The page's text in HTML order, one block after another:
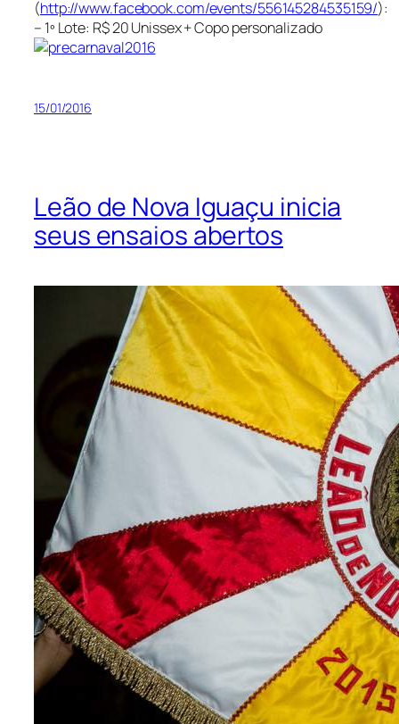
(http://www.facebook.com/events/556145284535159/):
– 1º Lote: R$ 20 Unissex + Copo personalizado
15/01/2016
Leão de Nova Iguaçu inicia
seus ensaios abertos